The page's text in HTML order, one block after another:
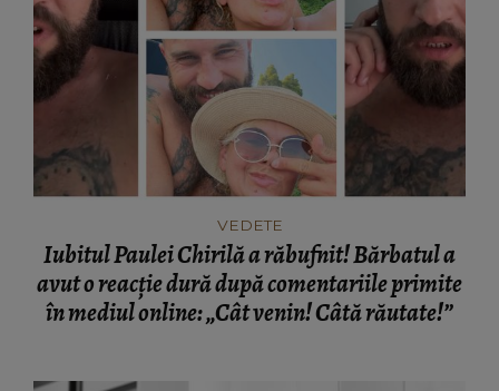
VEDETE
Iubitul Paulei Chirilă a răbufnit! Bărbatul a
avut o reacție dură după comentariile primite
în mediul online: „Cât venin! Câtă răutate!”